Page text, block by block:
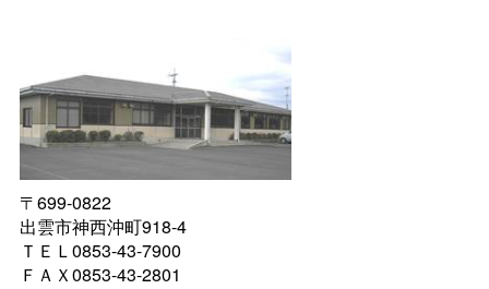
〒699-0822
出雲市神西沖町918-4
ＴＥＬ0853-43-7900
ＦＡＸ0853-43-2801